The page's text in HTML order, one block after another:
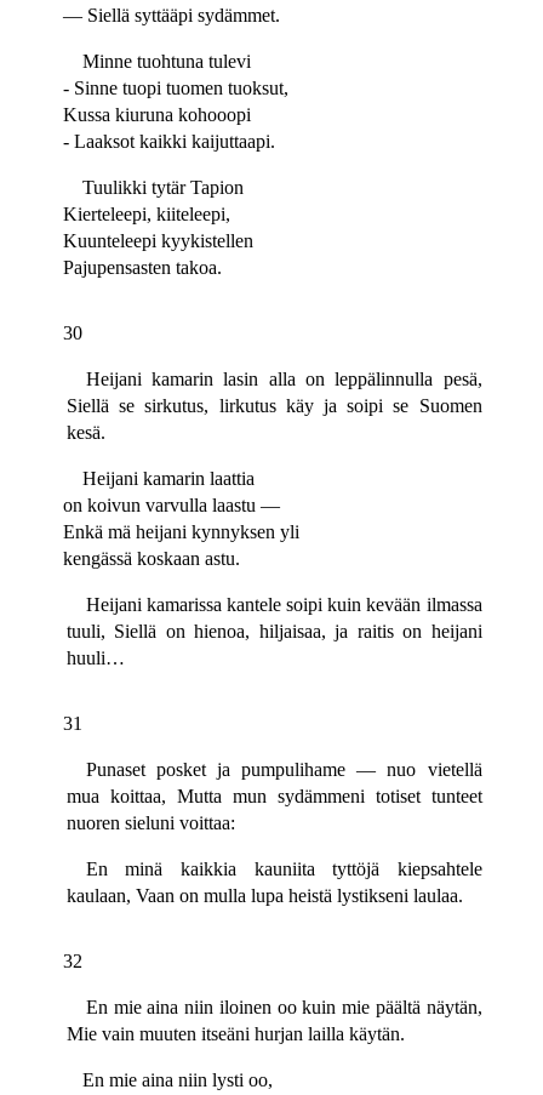
— Siellä syttääpi sydämmet.
Minne tuohtuna tulevi
- Sinne tuopi tuomen tuoksut,
Kussa kiuruna kohooopi
- Laaksot kaikki kaijuttaapi.
Tuulikki tytär Tapion
Kierteleepi, kiiteleepi,
Kuunteleepi kyykistellen
Pajupensasten takoa.
30
Heijani kamarin lasin alla on leppälinnulla pesä,
Siellä se sirkutus, lirkutus käy ja soipi se Suomen
kesä.
Heijani kamarin laattia
on koivun varvulla laastu —
Enkä mä heijani kynnyksen yli
kengässä koskaan astu.
Heijani kamarissa kantele soipi kuin kevään ilmassa
tuuli, Siellä on hienoa, hiljaisaa, ja raitis on heijani
huuli…
31
Punaset posket ja pumpulihame — nuo vietellä
mua koittaa, Mutta mun sydämmeni totiset tunteet
nuoren sieluni voittaa:
En minä kaikkia kauniita tyttöjä kiepsahtele
kaulaan, Vaan on mulla lupa heistä lystikseni laulaa.
32
En mie aina niin iloinen oo kuin mie päältä näytän,
Mie vain muuten itseäni hurjan lailla käytän.
En mie aina niin lysti oo,